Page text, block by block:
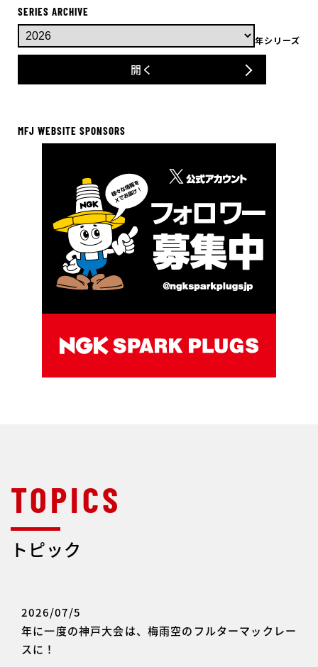
SERIES ARCHIVE
年シリーズ
開く
MFJ WEBSITE SPONSORS
トピック
2026/07/5
年に一度の神戸大会は、梅雨空のフルターマックレー
スに！